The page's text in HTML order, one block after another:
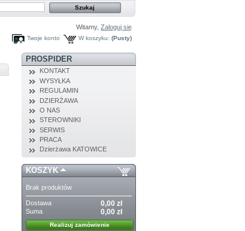
Witamy,Zaloguj się
W koszyku: (Pusty)
Twoje konto
PROSPIDER
KONTAKT
WYSYŁKA
REGULAMIN
DZIERŻAWA
O NAS
STEROWNIKI
SERWIS
PRACA
Dzierżawa KATOWICE
KOSZYK
Brak produktów
Dostawa 0,00 zł
Suma 0,00 zł
Realizuj zamówienie